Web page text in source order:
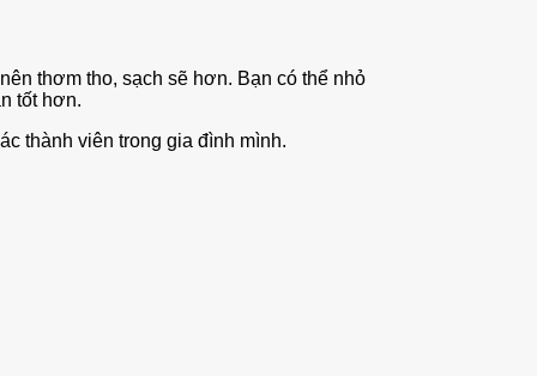
thơm tho, sạch sẽ hơn. Bạn có thể nhỏ
tốt hơn.
thành viên trong gia đình mình.